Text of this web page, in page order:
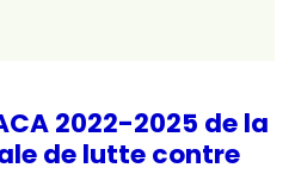
2022-2025 de la
de lutte contre